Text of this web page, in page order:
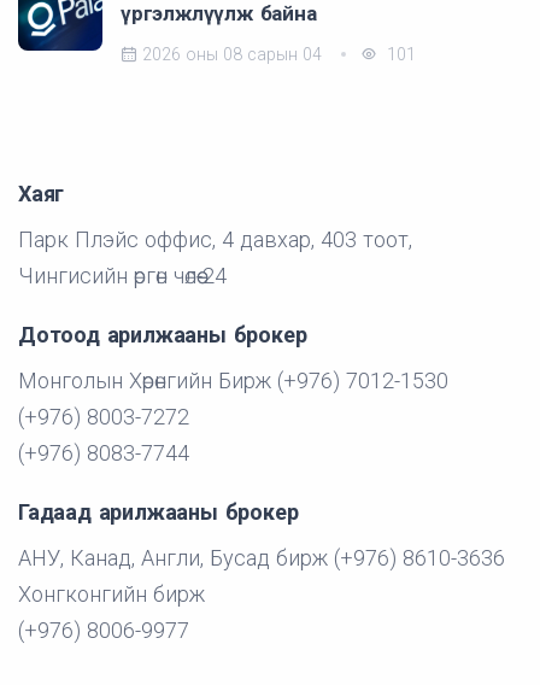
үргэлжлүүлж байна
2026 оны 08 сарын 04 101
Хаяг
Парк Плэйс оффис, 4 давхар, 403 тоот,
Чингисийн өргөн чөлөө-24
Дотоод арилжааны брокер
Монголын Хөрөнгийн Бирж (+976) 7012-1530
(+976) 8003-7272
(+976) 8083-7744
Гадаад арилжааны брокер
АНУ, Канад, Англи, Бусад бирж (+976) 8610-3636
Хонгконгийн бирж
(+976) 8006-9977